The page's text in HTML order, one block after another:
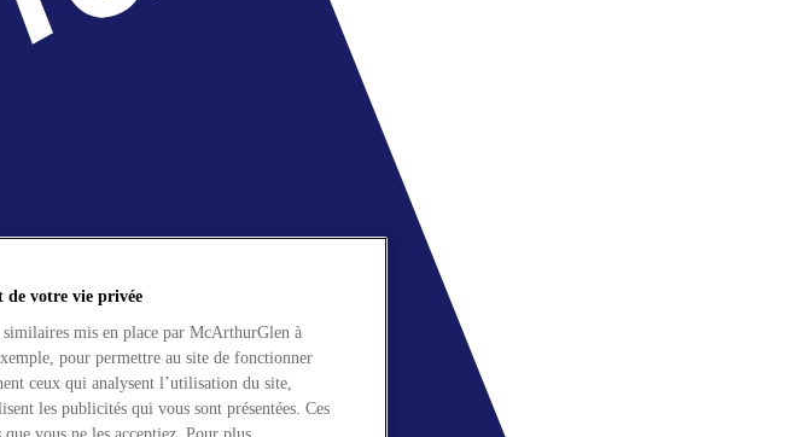
de votre vie privée
mis en place par McArthurGlen à
pour permettre au site de fonctionner
ceux qui analysent l’utilisation du site,
les publicités qui vous sont présentées. Ces